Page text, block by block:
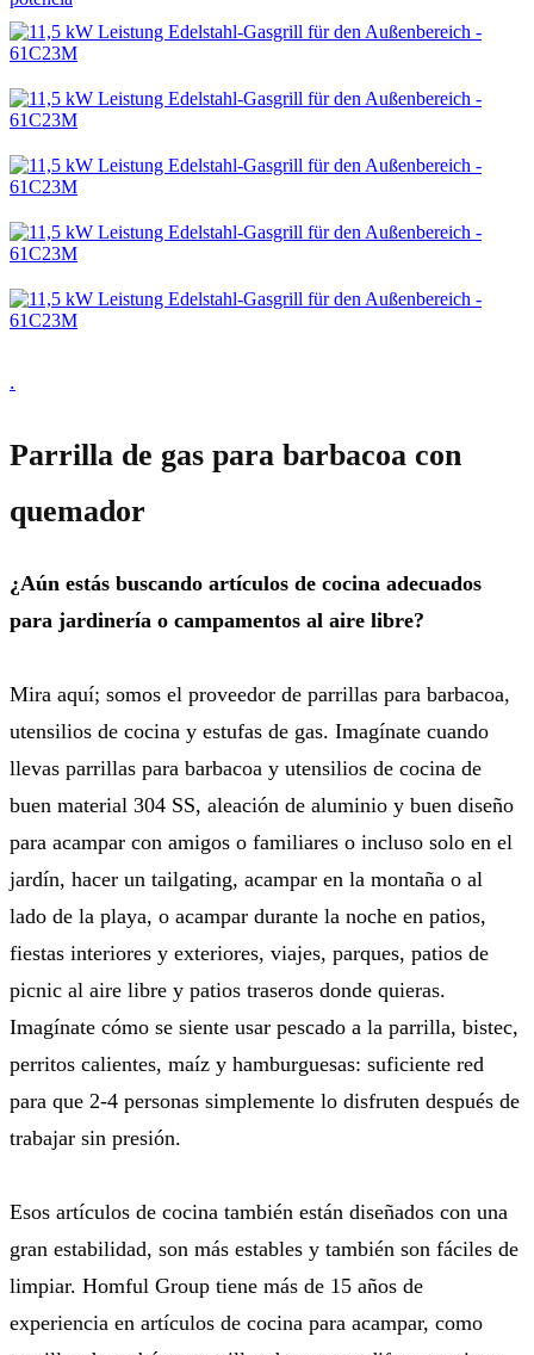
.
Parrilla de gas para barbacoa con
quemador
¿Aún estás buscando artículos de cocina adecuados
para jardinería o campamentos al aire libre?
Mira aquí; somos el proveedor de parrillas para barbacoa,
utensilios de cocina y estufas de gas. Imagínate cuando
llevas parrillas para barbacoa y utensilios de cocina de
buen material 304 SS, aleación de aluminio y buen diseño
para acampar con amigos o familiares o incluso solo en el
jardín, hacer un tailgating, acampar en la montaña o al
lado de la playa, o acampar durante la noche en patios,
fiestas interiores y exteriores, viajes, parques, patios de
picnic al aire libre y patios traseros donde quieras.
Imagínate cómo se siente usar pescado a la parrilla, bistec,
perritos calientes, maíz y hamburguesas: suficiente red
para que 2-4 personas simplemente lo disfruten después de
trabajar sin presión.
Esos artículos de cocina también están diseñados con una
gran estabilidad, son más estables y también son fáciles de
limpiar. Homful Group tiene más de 15 años de
experiencia en artículos de cocina para acampar, como